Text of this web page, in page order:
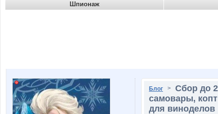
Шпионаж
Блог > Сбор до
самовары,
для